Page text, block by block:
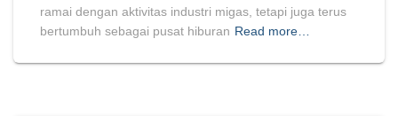
ramai dengan aktivitas industri migas, tetapi juga terus
bertumbuh sebagai pusat hiburan Read more…